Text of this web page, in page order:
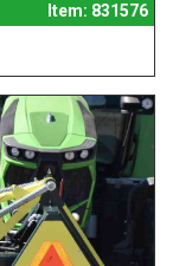
Item: 831576